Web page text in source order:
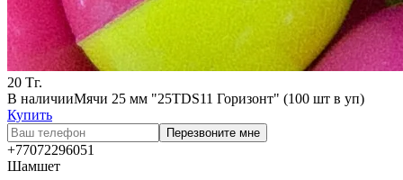
20 Тг.
В наличииМячи 25 мм "25TDS11 Горизонт" (100 шт в уп)
Купить
Перезвоните мне
+77072296051
Шамшет